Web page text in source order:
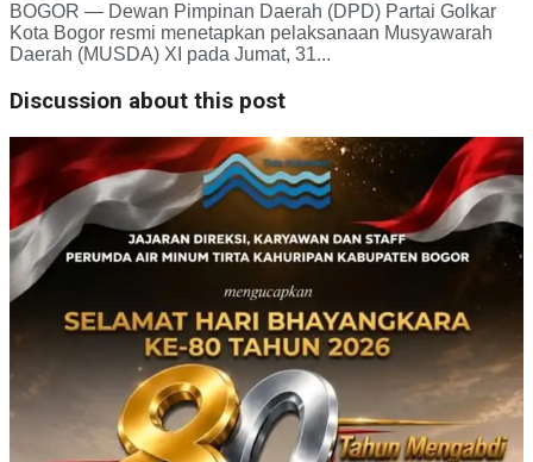
BOGOR — Dewan Pimpinan Daerah (DPD) Partai Golkar
Kota Bogor resmi menetapkan pelaksanaan Musyawarah
Daerah (MUSDA) XI pada Jumat, 31...
Discussion about this post